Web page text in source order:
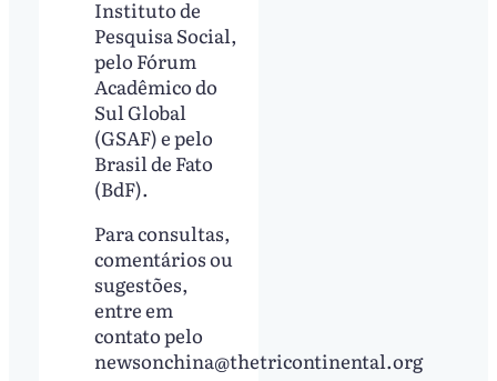
Instituto de
Pesquisa Social,
pelo Fórum
Acadêmico do
Sul Global
(GSAF) e pelo
Brasil de Fato
(BdF).
Para consultas,
comentários ou
sugestões,
entre em
contato pelo
newsonchina@thetricontinental.org